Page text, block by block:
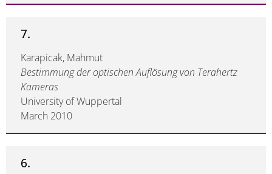
7.
Karapicak, Mahmut
Bestimmung der optischen Auflösung von Terahertz
Kameras
University of Wuppertal
March 2010
6.